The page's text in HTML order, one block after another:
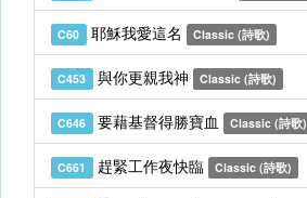
C60 耶穌我愛這名 Classic (詩歌)
C453 與你更親我神 Classic (詩歌)
C646 要藉基督得勝寶血 Classic (詩歌)
C661 趕緊工作夜快臨 Classic (詩歌)